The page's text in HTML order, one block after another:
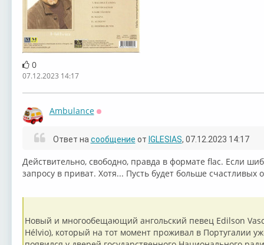
0
07.12.2023 14:17
Ambulance
Ответ насообщение от IGLESIAS, 07.12.2023 14:17
Действительно, свободно, правда в формате flac. Если
запросу в приват. Хотя... Пусть будет больше счастливых
Новый и многообещающий ангольский певец Edilson
Hélvio), который на тот момент проживал в Португалии